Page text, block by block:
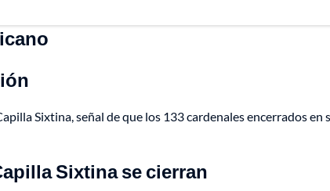
Sixtina, señal de que los 133 cardenales encerrados en
Sixtina se cierran